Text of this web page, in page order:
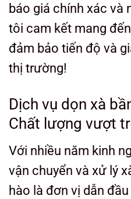
báo giá chính xác và
tôi cam kết mang
đảm bảo tiến độ và
thị trường!
Dịch vụ dọn xà
Chất lượng vượt
Với nhiều năm kinh
vận chuyển và xử lý
hào là đơn vị dẫn